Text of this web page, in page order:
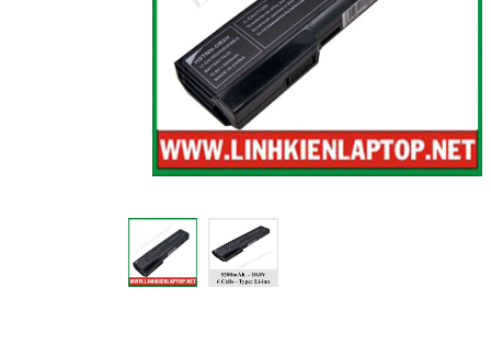
Thay sạc Surface Pro
Thay màn hình Surface Pro
Quạt Laptop